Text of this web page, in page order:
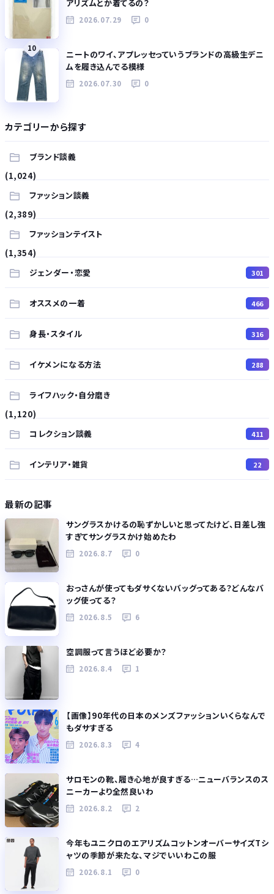
アリズムとか着てるの？
2026.07.29 0
10
ニートのワイ、アプレッセっていうブランドの高級生デニ
ムを履き込んでる模様
2026.07.30 0
カテゴリーから探す
ブランド談義
(1,024)
ファッション談義
(2,389)
ファッションテイスト
(1,354)
ジェンダー・恋愛
301
オススメの一着 466
身長・スタイル 316
イケメンになる方法 288
ライフハック・自分磨き
(1,120)
コレクション談義
411
インテリア・雑貨 22
最新の記事
サングラスかけるの恥ずかしいと思ってたけど、日差し強
すぎてサングラスかけ始めたわ
2026.8.7 0
おっさんが使ってもダサくないバッグってある？どんなバ
ッグ使ってる？
2026.8.5 6
空調服って言うほど必要か？
2026.8.4 1
【画像】90年代の日本のメンズファッションいくらなんで
もダサすぎる
2026.8.3 4
サロモンの靴、履き心地が良すぎる…ニューバランスのス
ニーカーより全然良いわ
2026.8.2 2
今年もユニクロのエアリズムコットンオーバーサイズTシ
ャツの季節が来たな、マジでいいわこの服
2026.8.1 0